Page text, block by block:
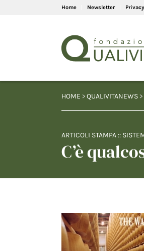
Home Newsletter
HOME >QUALIVITANEWS
ARTICOLI STAMPA ::
C’è